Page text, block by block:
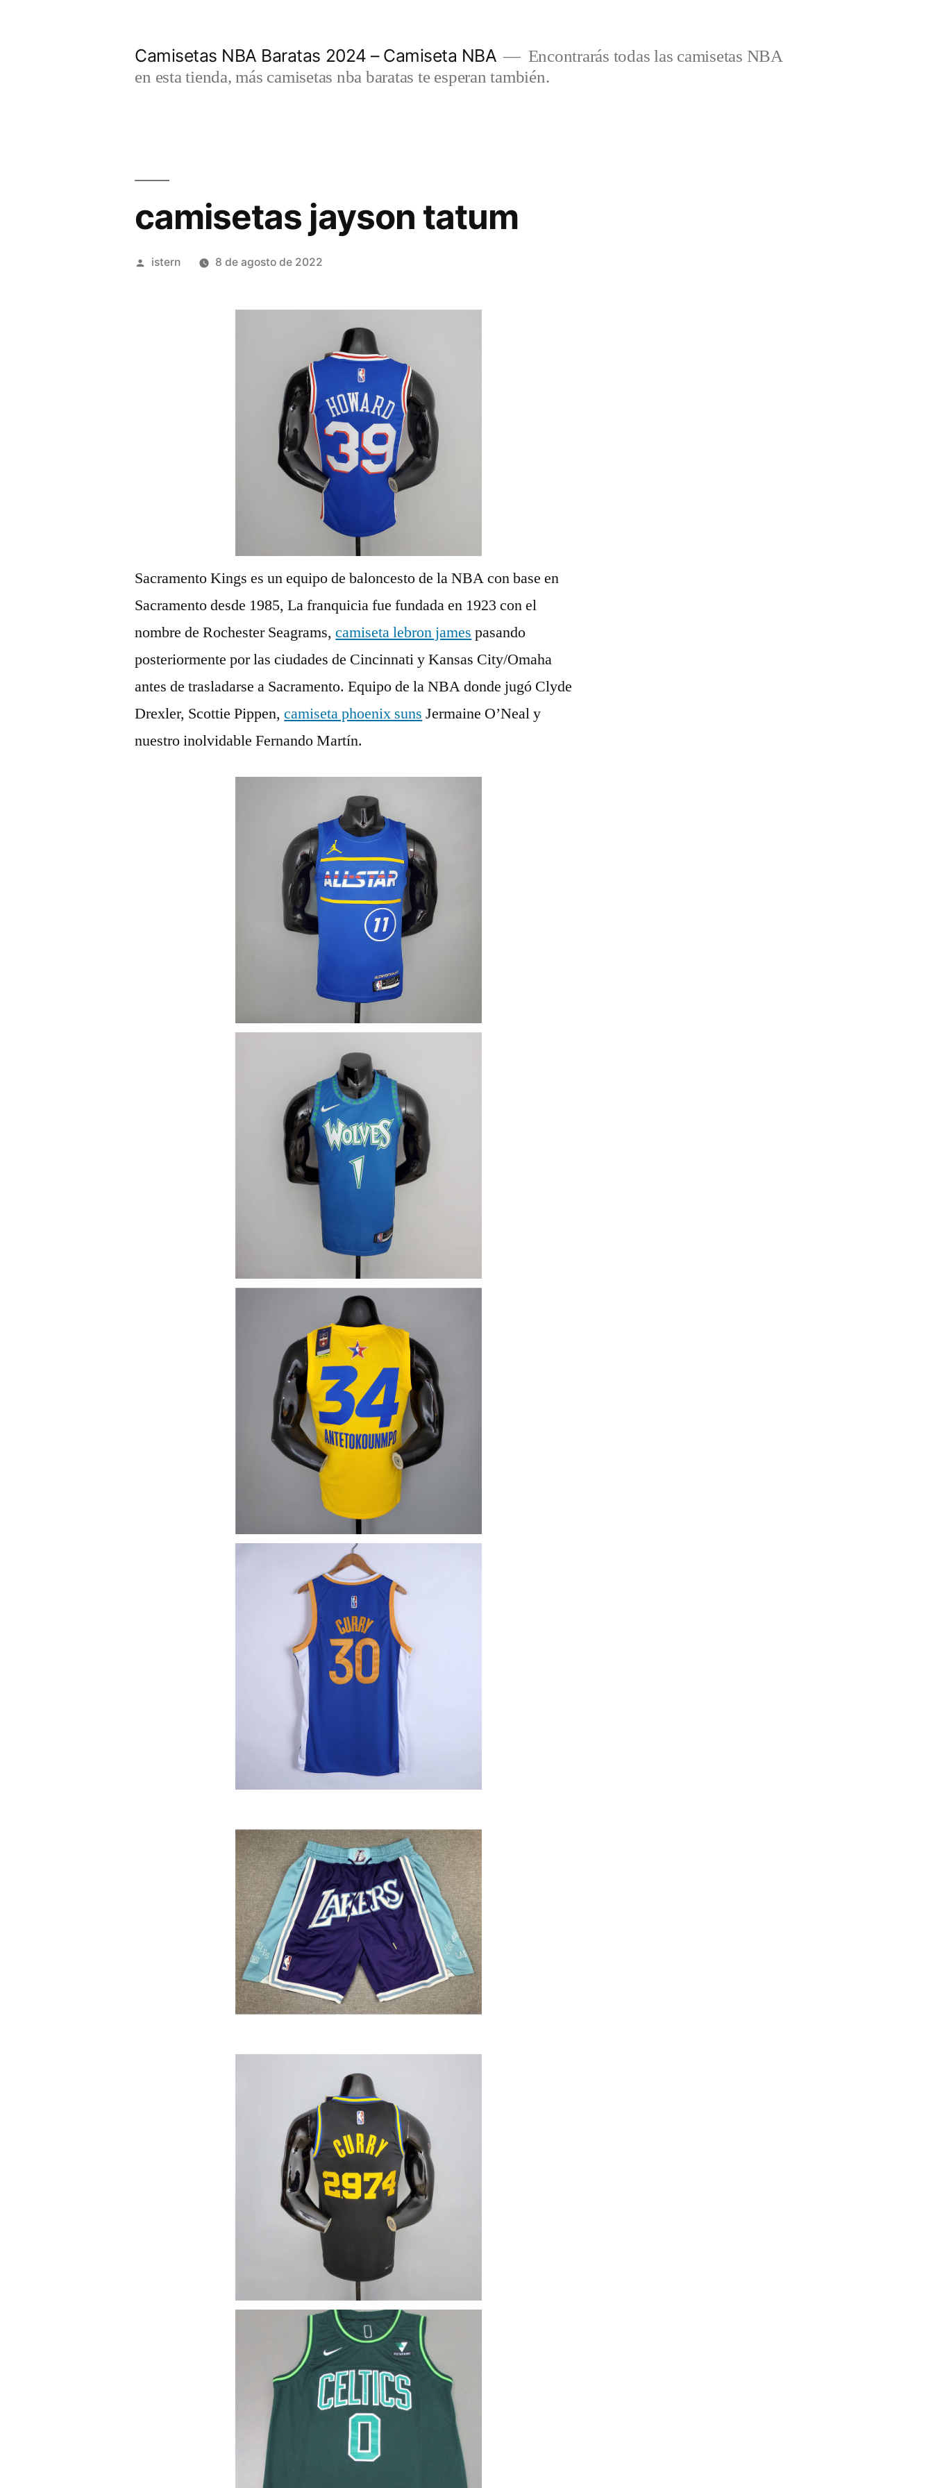
Camisetas NBA Baratas 2024 – Camiseta NBA
Encontrarás todas las camisetas NBA
en esta tienda, más camisetas nba baratas te esperan también.
camisetas jayson tatum
Publicado
istern 8 de agosto de 2022
Sacramento Kings es un equipo de baloncesto de la NBA con base en
Sacramento desde 1985, La franquicia fue fundada en 1923 con el
nombre de Rochester Seagrams,camiseta lebron james pasando
posteriormente por las ciudades de Cincinnati y Kansas City/Omaha
antes de trasladarse a Sacramento. Equipo de la NBA donde jugó Clyde
Drexler, Scottie Pippen,camiseta phoenix suns Jermaine O’Neal y
nuestro inolvidable Fernando Martín.